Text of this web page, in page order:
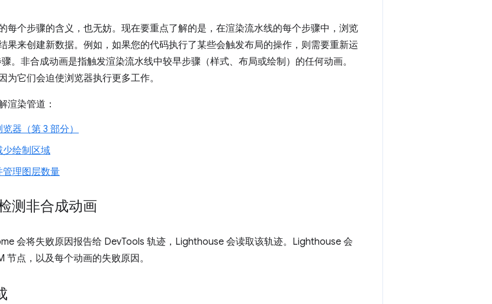
每个步骤的含义，也无妨。现在要重点了解的是，在渲染流水线的每个步骤中，浏览
果来创建新数据。例如，如果您的代码执行了某些会触发布局的操作，则需要重新运
。非合成动画是指触发渲染流水线中较早步骤（样式、布局或绘制）的任何动画。
为它们会迫使浏览器执行更多工作。
渲染管道：
器（第 3 部分）
少绘制区域
理图层数量
测非合成动画
会将失败原因报告给 DevTools 轨迹，Lighthouse 会读取该轨迹。Lighthouse 会
点，以及每个动画的失败原因。